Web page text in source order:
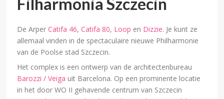
De ArperCatifa 46,Catifa 80, Loop en Dizzie. Je kunt ze
allemaal vinden in de spectaculaire nieuwe Philharmonie
van de Poolse stad Szczecin.
Het complex is een ontwerp van de architectenbureau
Barozzi / Veiga uit Barcelona. Op een prominente locatie
in het door WO II gehavende centrum van Szczecin